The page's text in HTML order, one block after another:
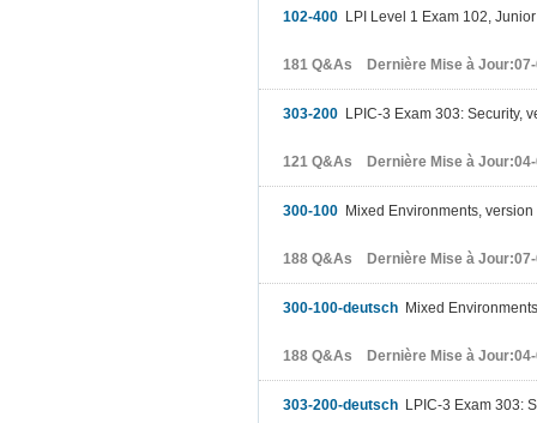
102-400 LPI Level 1 Exam 102,
181 Q&As Dernière Mise à Jour:07-
303-200 LPIC-3 Exam 303: Security,
121 Q&As Dernière Mise à Jour:04-
300-100 Mixed Environments, version
188 Q&As Dernière Mise à Jour:07-
300-100-deutsch Mixed
188 Q&As Dernière Mise à Jour:04-
303-200-deutsch LPIC-3 Exam 303: